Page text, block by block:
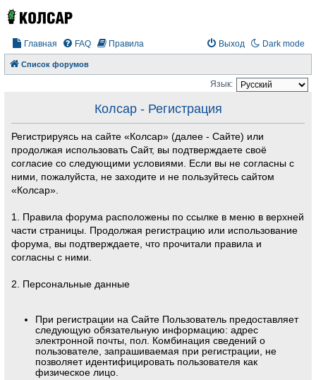
Главная Dark mode
FAQ Правила Выход
Список форумов
Язык:
Колсар - Регистрация
Регистрируясь на сайте «Колсар» (далее - Сайте) или
продолжая использовать Сайт, вы подтверждаете своё
согласие со следующими условиями. Если вы не согласны с
ними, пожалуйста, не заходите и не пользуйтесь сайтом
«Колсар».
1. Правила форума расположены по ссылке в меню в верхней
части страницы. Продолжая регистрацию или использование
форума, вы подтверждаете, что прочитали правила и
согласны с ними.
2. Персональные данные
При регистрации на Сайте Пользователь предоставляет
следующую обязательную информацию: адрес
электронной почты, пол. Комбинация сведений о
пользователе, запрашиваемая при регистрации, не
позволяет идентифицировать пользователя как
физическое лицо.